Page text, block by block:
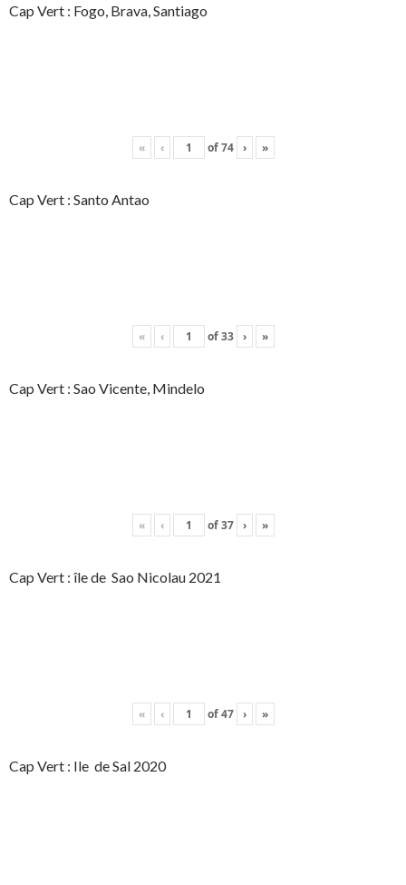
Cap Vert : Fogo, Brava, Santiago
« ‹ of74 › »
Cap Vert : Santo Antao
« ‹ of33 › »
Cap Vert : Sao Vicente, Mindelo
« ‹ of37 › »
Cap Vert : île de Sao Nicolau 2021
« ‹ of47 › »
Cap Vert : Ile de Sal 2020